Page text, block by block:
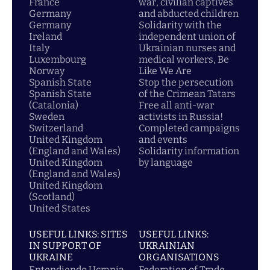
France
Germany
Germany
Ireland
Italy
Luxembourg
Norway
Spanish State
Spanish State
(Catalonia)
Sweden
Switzerland
United Kingdom
(England and Wales)
United Kingdom
(England and Wales)
United Kingdom
(Scotland)
United States
war, civilian captives
and abducted children
Solidarity with the
independent union of
Ukrainian nurses and
medical workers, Be
Like We Are
Stop the persecution
of the Crimean Tatars
Free all anti-war
activists in Russia!
Completed campaigns
and events
Solidarity information
by language
USEFUL LINKS: SITES
IN SUPPORT OF
UKRAINE
USEFUL LINKS:
UKRAINIAN
ORGANISATIONS